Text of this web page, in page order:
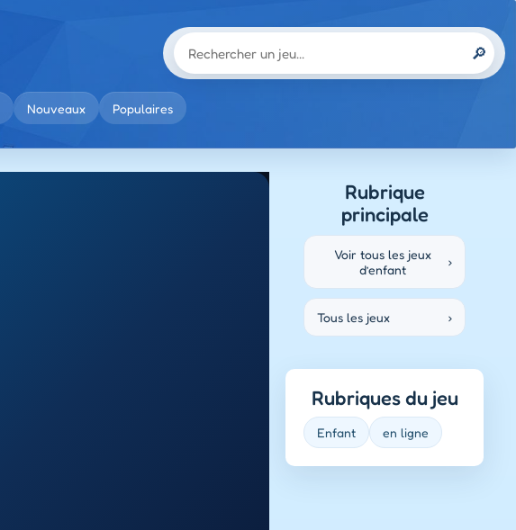
🔎
Nouveaux Populaires
Rubrique
principale
Voir tous les jeux
d’enfant
›
Tous les jeux ›
Rubriques du jeu
Enfant en ligne